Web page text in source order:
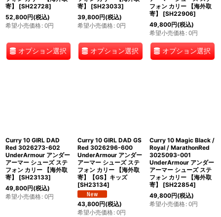
寄】
[SH22728]
52,800円(税込)
希望小売価格: 0円
オプション選択
寄】
[SH23033]
39,800円(税込)
希望小売価格: 0円
オプション選択
フォン カリー 【海外取
寄】
[SH22906]
49,800円(税込)
希望小売価格: 0円
オプション選択
Curry 10 GIRL DAD
Red 3026273-602
UnderArmour アンダー
アーマー シューズ ステ
フォン カリー 【海外取
寄】
[SH23133]
49,800円(税込)
希望小売価格: 0円
Curry 10 GIRL DAD GS
Red 3026296-600
UnderArmour アンダー
アーマー シューズ ステ
フォン カリー 【海外取
寄】【GS】キッズ
[SH23134]
43,800円(税込)
希望小売価格: 0円
Curry 10 Magic Black /
Royal / MarathonRed
3025093-001
UnderArmour アンダー
アーマー シューズ ステ
フォン カリー 【海外取
寄】
[SH22854]
49,800円(税込)
希望小売価格: 0円